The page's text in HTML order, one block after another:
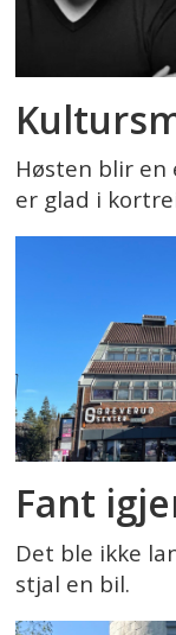
Høsten blir
er glad i
Fant
Det ble ikke
stjal en bil.